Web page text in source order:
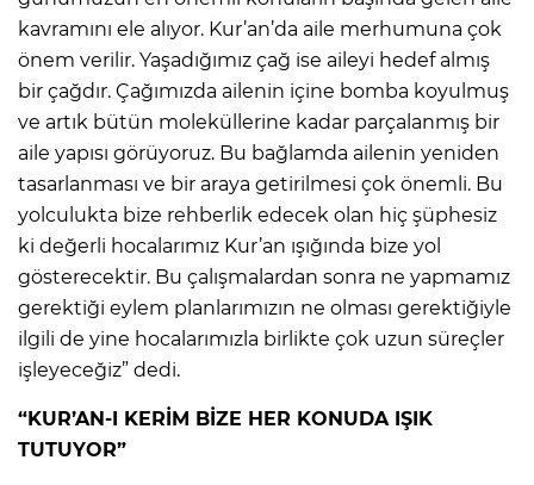
kavramını ele alıyor. Kur’an’da aile merhumuna çok
önem verilir. Yaşadığımız çağ ise aileyi hedef almış
bir çağdır. Çağımızda ailenin içine bomba koyulmuş
ve artık bütün moleküllerine kadar parçalanmış bir
aile yapısı görüyoruz. Bu bağlamda ailenin yeniden
tasarlanması ve bir araya getirilmesi çok önemli. Bu
yolculukta bize rehberlik edecek olan hiç şüphesiz
ki değerli hocalarımız Kur’an ışığında bize yol
gösterecektir. Bu çalışmalardan sonra ne yapmamız
gerektiği eylem planlarımızın ne olması gerektiğiyle
ilgili de yine hocalarımızla birlikte çok uzun süreçler
işleyeceğiz” dedi.
“KUR’AN-I KERİM BİZE HER KONUDA IŞIK
TUTUYOR”